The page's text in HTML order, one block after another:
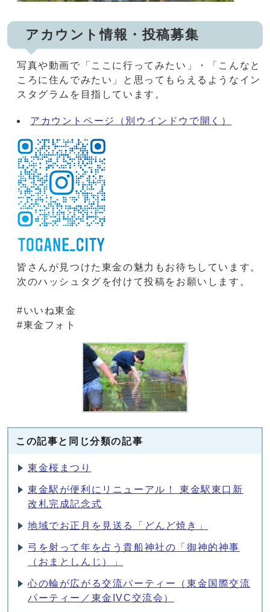
アカウント情報・投稿募集
写真や動画で「ここに行ってみたい」・「こんなと
ころに住んでみたい」と思ってもらえるようなイン
スタグラムを目指しています。
アカウントページ （別ウインドウで開く）
皆さんが見つけた東金の魅力もお待ちしています。
次のハッシュタグを付けて投稿をお願いします。
#いいね東金
#東金フォト
この記事と同じ分類の記事
東金桜まつり
東金駅が便利にリニューアル！ 東金駅東口新
改札完成記念式
地域でお正月を見送る「どんど焼き」
弓を射って年を占う貴船神社の「御神的神事
（おまとしんじ）」
心の輪が広がる交流パーティー（東金国際交流
パーティー／東金IVC交流会）